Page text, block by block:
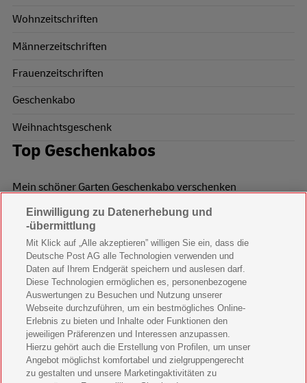
Wohnzeitschriften
Männerzeitschriften
Frauenzeitschriften
Geschenkabo
Weihnachtsgeschenk
Top Geschenkabos
Mein schöner Garten Geschenkabo verschenken
Wohnen & Garten Geschenkabo verschenken
Mein schönes Land Geschenkabo verschenken
Bild der Frau Geschenkabo verschenken
11 Freunde Geschenkabo verschenken
LEGO Ninjago Magazin Geschenkabo verschenken
Brigitte Geschenkabo verschenken
GEOlino Geschenkabo verschenken
Einwilligung zu Datenerhebung und
-übermittlung
Mit Klick auf „Alle akzeptieren” willigen Sie ein, dass die
Deutsche Post AG alle Technologien verwenden und
Daten auf Ihrem Endgerät speichern und auslesen darf.
Diese Technologien ermöglichen es, personenbezogene
Auswertungen zu Besuchen und Nutzung unserer
Webseite durchzuführen, um ein bestmögliches Online-
Erlebnis zu bieten und Inhalte oder Funktionen den
jeweiligen Präferenzen und Interessen anzupassen.
Hierzu gehört auch die Erstellung von Profilen, um unser
Angebot möglichst komfortabel und zielgruppengerecht
zu gestalten und unsere Marketingaktivitäten zu